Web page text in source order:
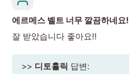
에르메스 벨트 너무 깔끔하네요!
잘 받았습니다 좋아요!!
>> 디토홀릭 답변: